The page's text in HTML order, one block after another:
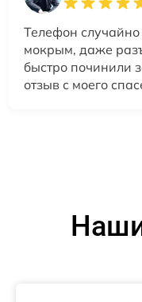
Телефон
мокрым, даже
быстро починили
отзыв с моего